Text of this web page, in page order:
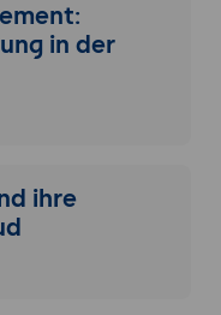
in der
ihre